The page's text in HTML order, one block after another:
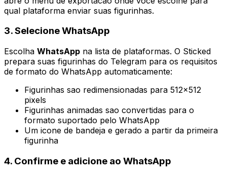
qual plataforma enviar suas figurinhas.
3. Selecione WhatsApp
Escolha WhatsApp na lista de plataformas. O Sticked
prepara suas figurinhas do Telegram para os requisitos
de formato do WhatsApp automaticamente:
Figurinhas sao redimensionadas para 512x512
pixels
Figurinhas animadas sao convertidas para o
formato suportado pelo WhatsApp
Um icone de bandeja e gerado a partir da primeira
figurinha
4. Confirme e adicione ao WhatsApp